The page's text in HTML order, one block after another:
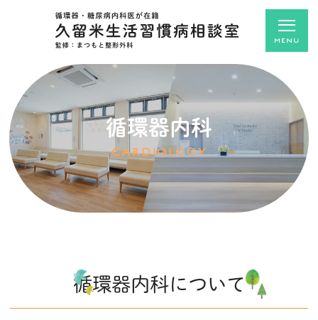
循環器内科
CARDIOLOGY
循環器内科について